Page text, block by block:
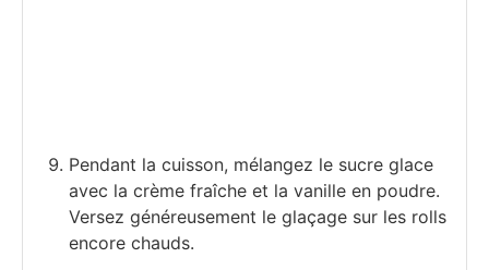
Pendant la cuisson, mélangez le sucre glace
avec la crème fraîche et la vanille en poudre.
Versez généreusement le glaçage sur les rolls
encore chauds.